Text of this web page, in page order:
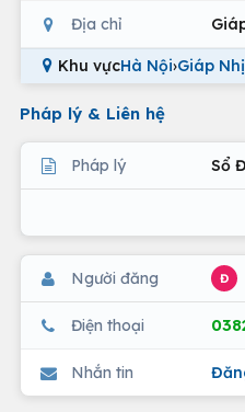
Địa chỉ
Khu vựcHà Nội›Giáp Nhị
Pháp lý & Liên hệ
Pháp lý Sổ
Người đăng Đ
Điện thoại
Nhắn tin